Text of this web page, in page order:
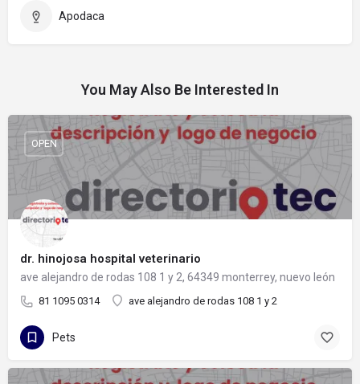
Apodaca
You May Also Be Interested In
dr. hinojosa hospital veterinario
ave alejandro de rodas 108 1 y 2, 64349 monterrey, nuevo león
81 1095 0314 ave alejandro de rodas 108 1 y 2
OPEN
Pets